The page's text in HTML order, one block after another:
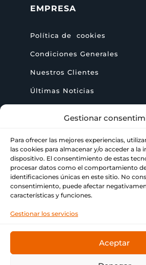
Gestionar
Para ofrecer las mejores experiencias,
las cookies para almacenar y/o acceder a la
dispositivo. El consentimiento de estas
procesar datos como el comportamiento
identificaciones únicas en este sitio. No
consentimiento, puede afectar
características y funciones.
Gestionar los servicios
Aceptar
EMPRESA
Política de cookies
Condiciones Generales
Nuestros Clientes
Últimas Noticias
 + 34 622 09 02 49
 info@paraimprimir.es
Castelldefels, Barcelona